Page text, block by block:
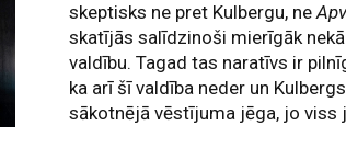
skeptisks ne pret Kulbergu, ne
skatījās salīdzinoši mierīgāk
valdību. Tagad tas naratīvs ir
ka arī šī valdība neder un
sākotnējā vēstījuma jēga, jo viss